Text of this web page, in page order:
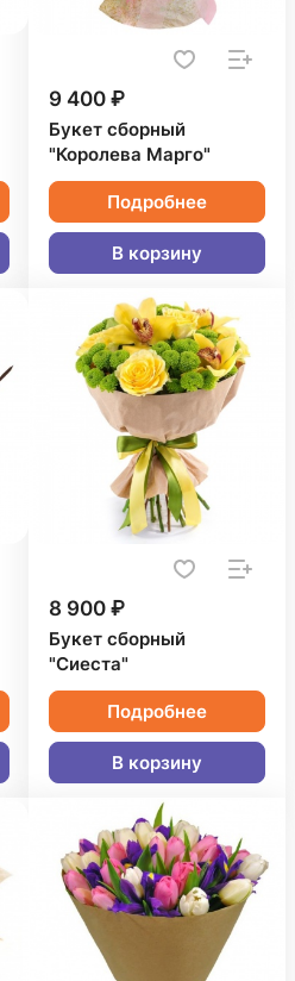
9 400 ₽
Букет сборный
"Королева Марго"
Подробнее
В корзину
8 900 ₽
Букет сборный
"Сиеста"
Подробнее
В корзину